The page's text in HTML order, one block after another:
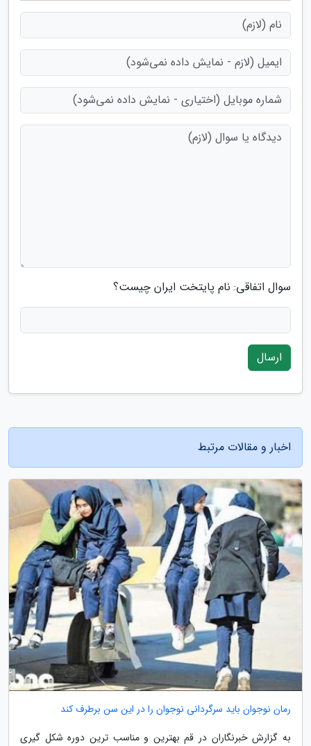
سوال اتفاقی: نام پایتخت ایران چیست؟
ارسال
اخبار و مقالات مرتبط
رمان نوجوان باید سرگردانی نوجوان را در این سن برطرف کند
به گزارش خبرنگاران در قم بهترین و مناسب ترین دوره شکل گیری